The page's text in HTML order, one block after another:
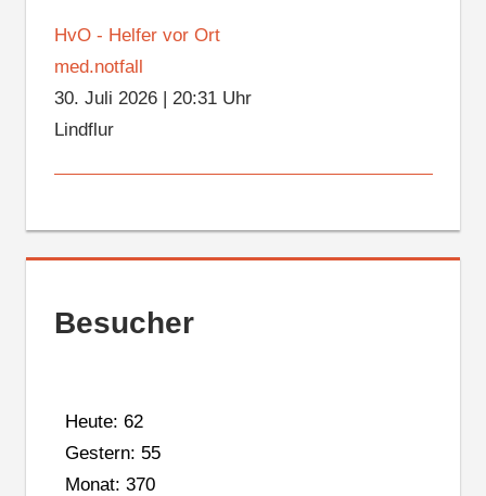
HvO - Helfer vor Ort
med.notfall
30. Juli 2026| 20:31 Uhr
Lindflur
Besucher
Heute: 62
Gestern: 55
Monat: 370